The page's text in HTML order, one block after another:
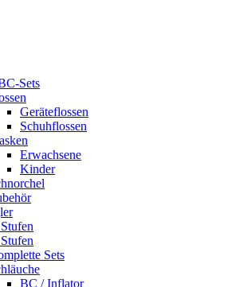
Sets
Geräteflossen
Schuhflossen
Erwachsene
Kinder
Sets
BC / Inflator